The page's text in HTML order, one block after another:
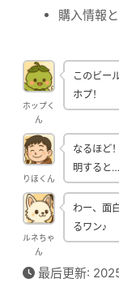
購入情報
ホップく
ん
このビー
ホプ！
りほくん
なるほど
明すると…
ルネちゃ
ん
わー、面
るワン♪
最后更新: